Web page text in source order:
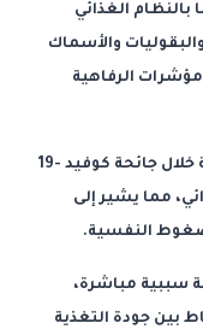
بالنظام الغذائي
والأسماك
الرفاهية
ولاحظ الباحثون أن تراجع الصحة النفسية خلال جائحة كوفيد -19
مما يشير إلى
النفسية.
سببية مباشرة،
بين جودة التغذية